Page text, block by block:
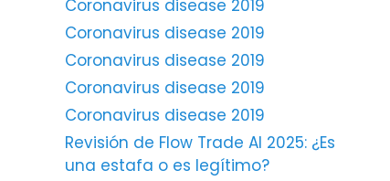
Coronavirus disease 2019
Coronavirus disease 2019
Coronavirus disease 2019
Coronavirus disease 2019
Coronavirus disease 2019
Revisión de Flow Trade AI 2025: ¿Es
una estafa o es legítimo?